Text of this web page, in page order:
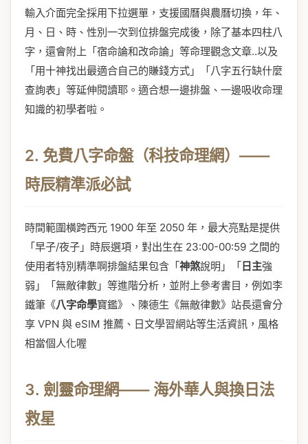
輸入介面完全採用下拉選單，支援國曆與農曆切換，年、
月、日、時、性別一次到位排盤完成後，除了基本四柱八
字，還會附上「宿命論和改命論」等命理觀念文章..以及
「用十神找出最適合自己的賺錢方式」「八字五行缺什麼
查詢表」等延伸閱讀耶。適合想一邊排盤、一邊吸收命理
知識的初學者啦。
2. 免費八字命盤（科技命理網）——
時辰精準派必試
時間範圍橫跨西元 1900 年至 2050 年，最大亮點是提供
「早子/夜子」時辰選項，對出生在 23:00-00:59 之間的
使用者特別精準啊排盤結果包含「神煞說明」「日主強
弱」「無敵律數」等進階分析，並附上參考書目，例如李
鐵筆《八字命學寶鑑》、陳德生《無敵律數》站長還會分
享 VPN 與 eSIM 推薦、日文學習網站等生活資訊，風格
相當個人化喔
3. 劍靈命理網—— 海外華人與換日法
救星